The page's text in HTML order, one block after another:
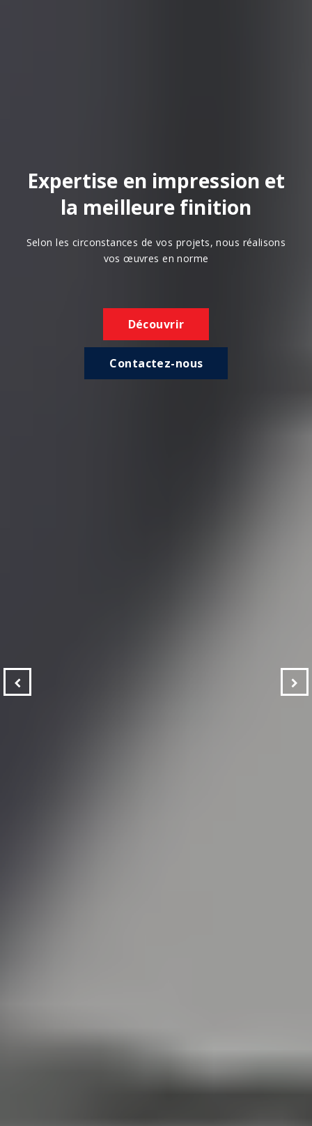
Expertise en impression et
la meilleure finition
Selon les circonstances de vos projets, nous réalisons
vos œuvres en norme
Découvrir
Contactez-nous